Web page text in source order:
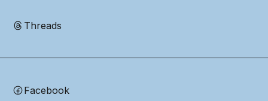
Threads
Facebook